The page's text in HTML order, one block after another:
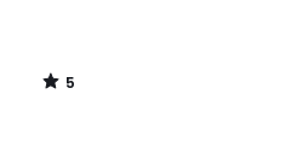
5
/